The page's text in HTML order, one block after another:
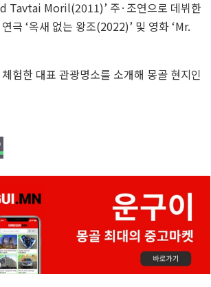
Tavtai Moril(2011)’ 주·조연으로 데뷔한
극 ‘옥새 없는 왕조(2022)’ 및 영화 ‘Mr.
험한 대표 관광명소를 소개해 몽골 현지인